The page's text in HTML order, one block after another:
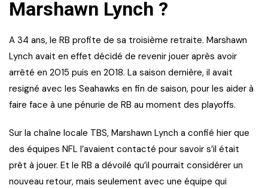
Marshawn Lynch ?
A 34 ans, le RB profite de sa troisième retraite. Marshawn
Lynch avait en effet décidé de revenir jouer après avoir
arrêté en 2015 puis en 2018. La saison dernière, il avait
resigné avec les Seahawks en fin de saison, pour les aider à
faire face à une pénurie de RB au moment des playoffs.
Sur la chaîne locale TBS, Marshawn Lynch a confié hier que
des équipes NFL l’avaient contacté pour savoir s’il était
prêt à jouer. Et le RB a dévoilé qu’il pourrait considérer un
nouveau retour, mais seulement avec une équipe qui